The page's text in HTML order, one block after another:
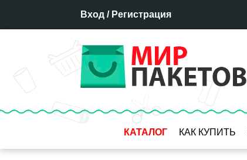
Вход / Регистрация
КАТАЛОГ КАК КУПИТЬ